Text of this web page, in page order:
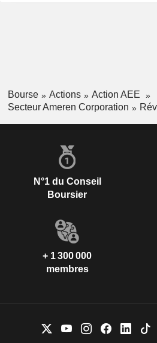
Bourse Actions
Action AEE
Secteur Ameren Corporation
N°1 du Conseil
Boursier
+ 1 300 000
membres